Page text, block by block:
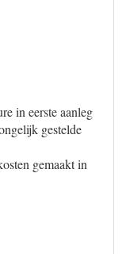
in eerste aanleg
gestelde
gemaakt in